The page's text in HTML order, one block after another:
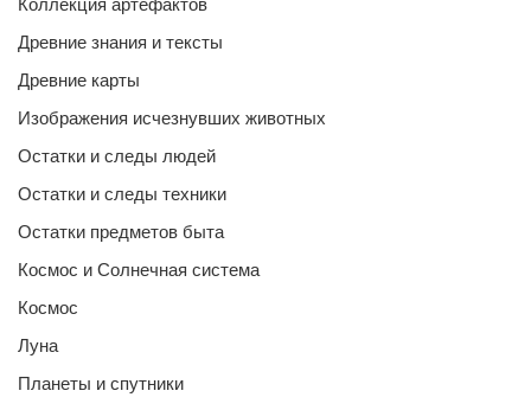
Коллекция артефактов
Древние знания и тексты
Древние карты
Изображения исчезнувших животных
Остатки и следы людей
Остатки и следы техники
Остатки предметов быта
Космос и Солнечная система
Космос
Луна
Планеты и спутники